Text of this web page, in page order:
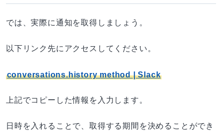
では、実際に通知を取得しましょう。
以下リンク先にアクセスしてください。
conversations.history method | Slack
上記でコピーした情報を入力します。
日時を入れることで、取得する期間を決めることができ